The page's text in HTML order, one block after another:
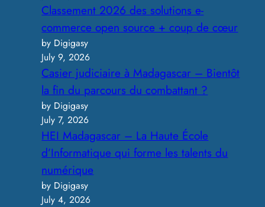
Classement 2026 des solutions e-
commerce open source + coup de cœur
by Digigasy
July 9, 2026
Casier judiciaire à Madagascar – Bientôt
la fin du parcours du combattant ?
by Digigasy
July 7, 2026
HEI Madagascar – La Haute École
d’Informatique qui forme les talents du
numérique
by Digigasy
July 4, 2026